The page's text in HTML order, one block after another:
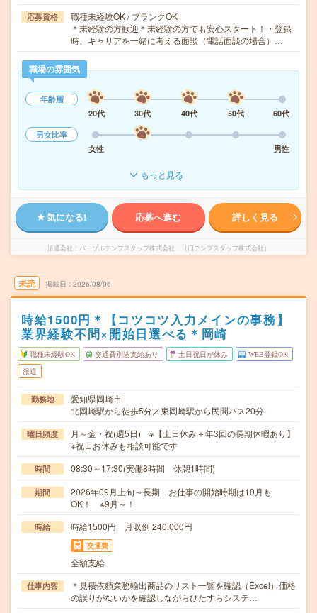
応募資格
職種未経験OK / ブランクOK
＊未経験の方歓迎＊未経験の方でも安心スタート！・登録
時、キャリアを一緒に考える面談（電話面談の場合）…
職場の雰囲気
年齢層
20代
30代 40代 50代
60代
男女比率
女性
男性
もっと見る
気になる! 応募へ進む 詳しく見る
派遣会社 パーソルテンプスタッフ株式会社 （旧テンプスタッフ株式会社）
未読 掲載日 2026/08/06
時給1500円＊【コツコツ入力メインの事務】
業界経験不問×開始日選べる＊岡崎
職種未経験OK 交通費別途支給あり 土日祝日が休み WEB登録OK
派遣
勤務地
愛知県岡崎市
北岡崎駅から徒歩5分／東岡崎駅から民間バス20分
曜日頻度
月～金・祝(週5日) ※【土日休み＋年3回の長期休暇あり】
※祝日お休みも相談可能です
時間 08:30～17:30(実働8時間 休憩1時間)
期間
2026年09月上旬～長期 お仕事の開始時期は10月も
OK！ ※9月～！
時給 時給1500円 月収例 240,000円
交通費
全額支給
仕事内容
＊見積依頼業務輸出商品のリスト一覧を確認（Excel）価格
の誤りがないかを確認しながらひたすらシステ…